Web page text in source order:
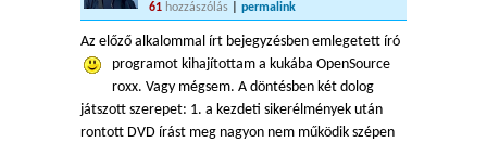
61 hozzászólás permalink
Az előző alkalommal írt bejegyzésben emlegetett író
programot kihajítottam a kukába OpenSource
roxx. Vagy mégsem. A döntésben két dolog
játszott szerepet: 1. a kezdeti sikerélmények után
rontott DVD írást meg nagyon nem működik szépen